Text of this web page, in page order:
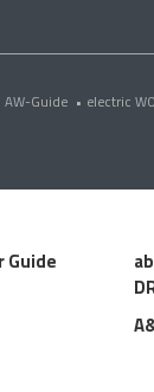
AW-Guide • electric
Guide